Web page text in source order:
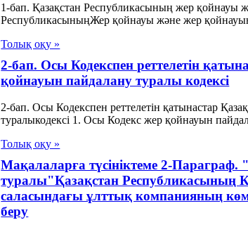
1-бап. Қазақстан Республикасының жер қойнауы
РеспубликасыныңЖер қойнауы және жер
Толық оқу »
2-бап. Осы Кодекспен реттелетін
қойнауын пайдалану туралы кодексі
2-бап. Осы Кодекспен реттелетін қатынастар
туралыкодексі 1. Осы Кодекс жер қойнауын
Толық оқу »
Мақалаларға түсініктеме 2-
туралы"Қазақстан Республикасының
саласындағы ұлттық компанияның
беру